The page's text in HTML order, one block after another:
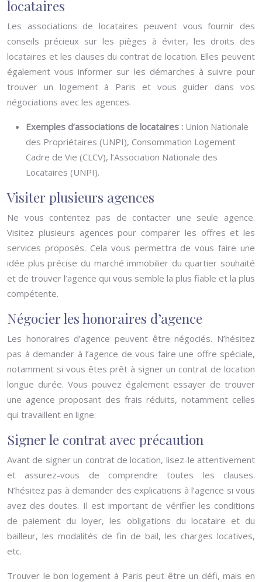
locataires
Les associations de locataires peuvent vous fournir des
conseils précieux sur les pièges à éviter, les droits des
locataires et les clauses du contrat de location. Elles peuvent
également vous informer sur les démarches à suivre pour
trouver un logement à Paris et vous guider dans vos
négociations avec les agences.
Exemples d’associations de locataires : Union Nationale
des Propriétaires (UNPI), Consommation Logement
Cadre de Vie (CLCV), l’Association Nationale des
Locataires (UNPI).
Visiter plusieurs agences
Ne vous contentez pas de contacter une seule agence.
Visitez plusieurs agences pour comparer les offres et les
services proposés. Cela vous permettra de vous faire une
idée plus précise du marché immobilier du quartier souhaité
et de trouver l’agence qui vous semble la plus fiable et la plus
compétente.
Négocier les honoraires d’agence
Les honoraires d’agence peuvent être négociés. N’hésitez
pas à demander à l’agence de vous faire une offre spéciale,
notamment si vous êtes prêt à signer un contrat de location
longue durée. Vous pouvez également essayer de trouver
une agence proposant des frais réduits, notamment celles
qui travaillent en ligne.
Signer le contrat avec précaution
Avant de signer un contrat de location, lisez-le attentivement
et assurez-vous de comprendre toutes les clauses.
N’hésitez pas à demander des explications à l’agence si vous
avez des doutes. Il est important de vérifier les conditions
de paiement du loyer, les obligations du locataire et du
bailleur, les modalités de fin de bail, les charges locatives,
etc.
Trouver le bon logement à Paris peut être un défi, mais en